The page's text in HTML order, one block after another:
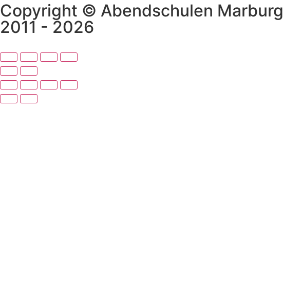
Copyright © Abendschulen Marburg
2011 - 2026